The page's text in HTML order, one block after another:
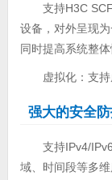
支持H3C
设备，对外呈现
同时提高系统整体
虚拟化：支
强大的安全
支持IPv4/
域、时间段等多维